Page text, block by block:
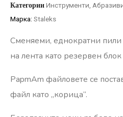
КатегорииИнструменти
Марка: Staleks
Сменяеми, еднократни
на лента като резервен блок
PapmAm файловете се
файл като „корица“.